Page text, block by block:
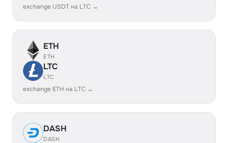
exchange USDT на LTC →
ETH
ETH
LTC
LTC
exchange ETH на LTC →
DASH
DASH